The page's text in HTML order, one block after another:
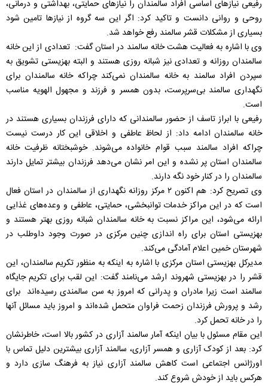
رفیعی نیازهای اساسی افراد سالمندان را نیازهای حمایتی، بهداشتی و درمانی،
روحی و روانی دانست و تاکید کرد: اگر این سه گروه از نیازها تامین شود
بسیاری از مشکلات قشر سالمند رفع خواهد شد.
وی با اشاره به فعالیت هشت خانه سالمند در استان گفت: تعدادی از این خانه
سالمندان روزانه و تعدادی نیز شبانه روزی هستند و البته بهزیستی تشویق به
سپردن افراد سالمند به خانه سالمندان نمی‌کند چراکه خانه سالمندان برای
نگهداری سالمند بی‌سرپرست، بدون همسر و فرزند و مجهول الهویه مناسب
است.
رفیعی با ابراز تاسف از حضور سالمندانی که دارای فرزندان بسیاری هستند در
خانه سالمندان ادامه داد: از لحاظ عاطفی و اخلاقی این کار درست نیست
چراکه افراد سالمند سبب قوام خانواده می‌شوند. خوشبختانه ظرفیت خانه
سالمندان استان پر نشده و این امر نشان می‌دهد فرزندان بیشتر تمایل دارند
سالمندان را در کنار خود نگه دارند.
وی تصریح کرد: هم اکنون ۲ مرکز روزانه نگهداری از سالمندان در استان فعال
است که در این مراکز خدمات توانبخشی، حمایتی، عاطفی و وعده‌های غذایی
ارائه می‌شود، این مراکز نسبت به خانه سالمندان شبانه روزی بهتر هستند و
بهزیستی استان برای راه اندازی چنین مرکزی در صورت وجود داوطلب در
شهرستان خمین اعلام آمادگی می‌کند.
مدیرکل بهزیستی استان مرکزی با اشاره به اینکه به منظور تکریم سالمندان، این
قشر را در بهزیستی شهروند ارشد می‌نامند گفت: این لقب برای تکریم جایگاه
سالمند است زیرا مادران و پدرانی که امروز به سن سالمندی رسیده‌اند برای
رشد و پرورش فرزندان زحمت فراوان متحمل شده‌اند و امروز باید مسائل آنها
را در خانه تحمل کرد.
این مقام مسئول با بیان اینکه آمار سالمند آزاری در کشور بالا است، خاطرنشان
کرد: بعد از کودک آزاری و همسر آزاری، سالمند آزاری بیشترین دلیل تماس با
اورژانس اجتماعی است کاهش سالمند آزاری نیاز به فرهنگ سازی دارد و
هرکس باید از خودش شروع کند.